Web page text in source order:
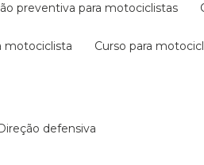
preventiva para motociclistas
motociclista curso para
direção defensiva